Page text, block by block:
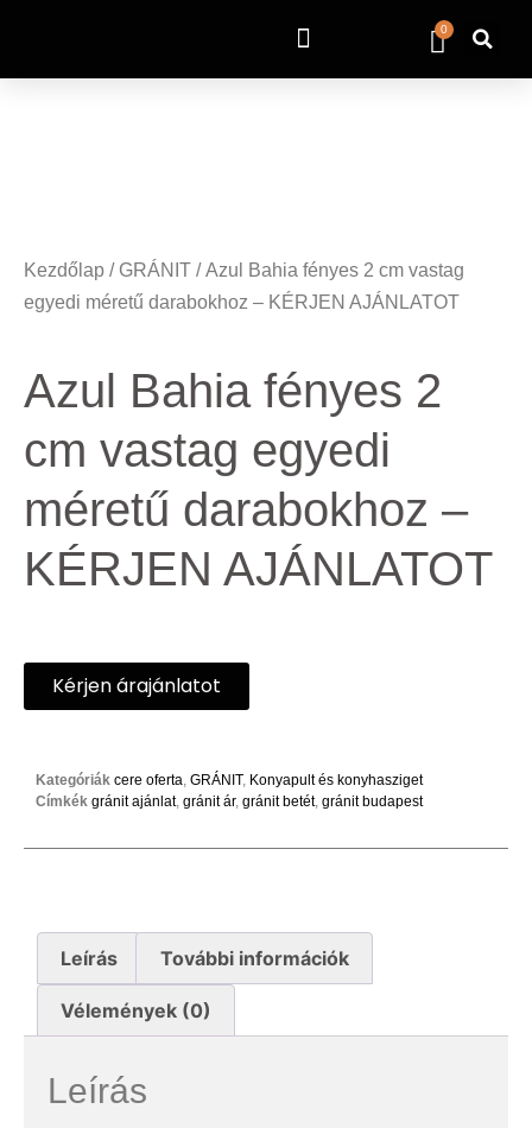
0
Kezdőlap / GRÁNIT / Azul Bahia fényes 2 cm vastag
egyedi méretű darabokhoz – KÉRJEN AJÁNLATOT
Azul Bahia fényes 2
cm vastag egyedi
méretű darabokhoz –
KÉRJEN AJÁNLATOT
Kérjen árajánlatot
Kategóriák cere oferta, GRÁNIT, Konyapult és konyhasziget
Címkék gránit ajánlat, gránit ár, gránit betét, gránit budapest
Leírás További információk
Vélemények (0)
Leírás